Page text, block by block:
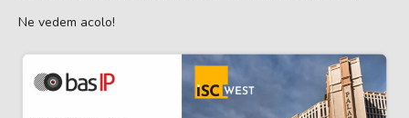
Ne vedem acolo!